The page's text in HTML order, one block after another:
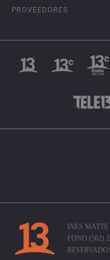
PROVEEDORES
INÉS
FONO (562)